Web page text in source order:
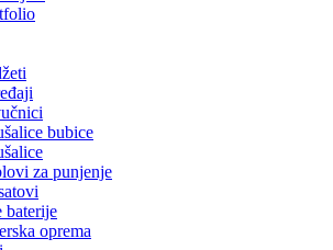
bubice
za punjenje
baterije
oprema